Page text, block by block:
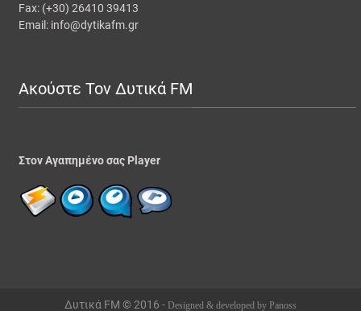
Fax: (+30) 26410 39413
Email: info@dytikafm.gr
Ακούστε Τον Δυτικά FM
Στον Αγαπημένο σας Player
Δυτικά FM © 2016 - Designed & developed by Panoss